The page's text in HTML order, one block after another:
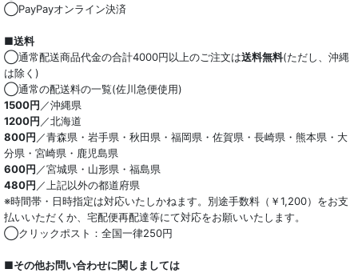
ストレッチ
オーガニック
和紙混生地
ポリエステル混
テンセル混
キュプラ/レーヨン混
シルク混
ウール混
◯PayPayオンライン決済
■送料
◯通常配送商品代金の合計4000円以上のご注文は送料無料(ただし、沖縄
は除く)
◯通常の配送料の一覧(佐川急便使用)
1500円 ／沖縄県
1200円 ／北海道
800円 ／青森県・岩手県・秋田県・福岡県・佐賀県・長崎県・熊本県・大
分県・宮崎県・鹿児島県
600円 ／宮城県・山形県・福島県
480円 ／上記以外の都道府県
※時間帯・日時指定は対応いたしかねます。別途手数料（￥1,200）をお支
払いいただくか、宅配便再配達等にて対応をお願いいたします。
◯クリックポスト：全国一律250円
■その他お問い合わせに関しましては